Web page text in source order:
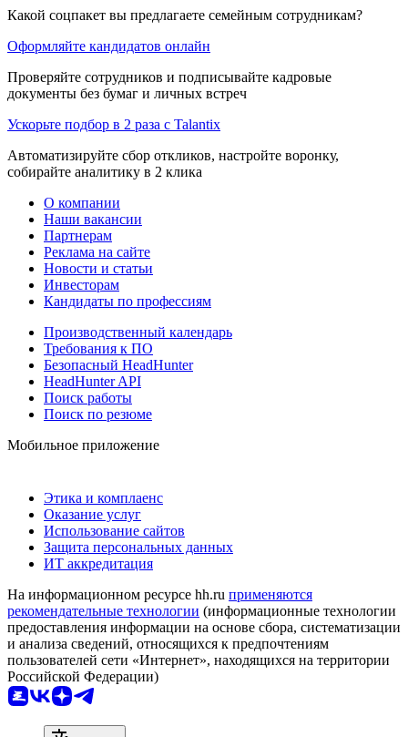
Какой соцпакет вы предлагаете семейным сотрудникам?
Оформляйте кандидатов онлайн
Проверяйте сотрудников и подписывайте кадровые
документы без бумаг и личных встреч
Ускорьте подбор в 2 раза с Talantix
Автоматизируйте сбор откликов, настройте воронку,
собирайте аналитику в 2 клика
О компании
Наши вакансии
Партнерам
Реклама на сайте
Новости и статьи
Инвесторам
Кандидаты по профессиям
Производственный календарь
Требования к ПО
Безопасный HeadHunter
HeadHunter API
Поиск работы
Поиск по резюме
Мобильное приложение
Этика и комплаенс
Оказание услуг
Использование сайтов
Защита персональных данных
ИТ аккредитация
На информационном ресурсе hh.ru применяются
рекомендательные технологии (информационные технологии
предоставления информации на основе сбора, систематизации
и анализа сведений, относящихся к предпочтениям
пользователей сети «Интернет», находящихся на территории
Российской Федерации)